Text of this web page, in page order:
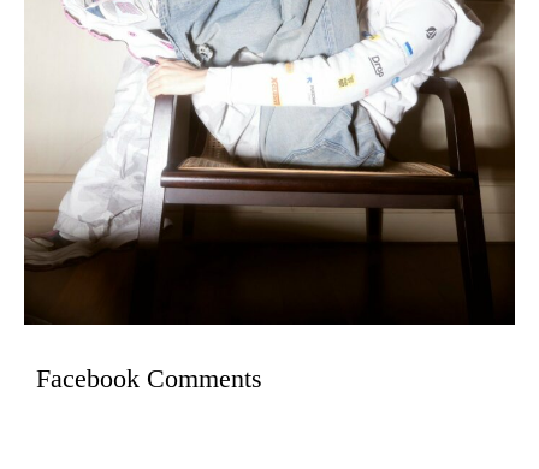
Facebook Comments